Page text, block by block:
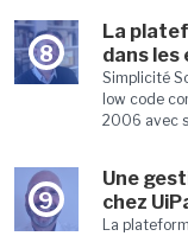
8
La
dans
Simplicité
low code
2006 avec
9
Une
chez
La